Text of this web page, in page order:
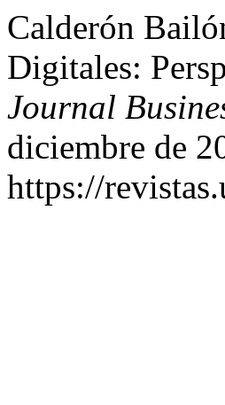
Calderón
Digitales:
Journal
diciembre de
https://